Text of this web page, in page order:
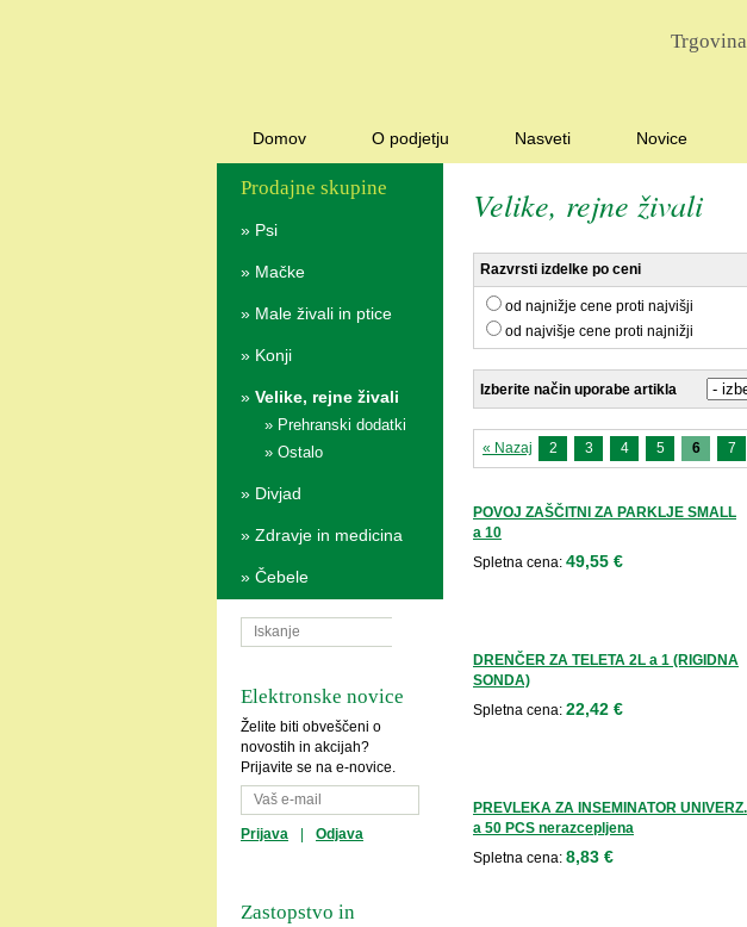
Domov O podjetju Nasveti Novice
Prodajne skupine
» Psi
» Mačke
» Male živali in ptice
» Konji
» Velike, rejne živali
» Prehranski dodatki
» Ostalo
» Divjad
» Zdravje in medicina
» Čebele
Elektronske novice
Želite biti obveščeni o
novostih in akcijah?
Prijavite se na e-novice.
Prijava Odjava
Zastopstvo in
Velike, rejne živali
Razvrsti izdelke po ceni
od najnižje cene proti najvišji
od najvišje cene proti najnižji
Izberite način uporabe artikla
« Nazaj 2 3 4 5 6 7
POVOJ ZAŠČITNI ZA PARKLJE SMALL
a 10
Spletna cena: 49,55 €
DRENČER ZA TELETA 2L a 1 (RIGIDNA
SONDA)
Spletna cena: 22,42 €
PREVLEKA ZA INSEMINATOR UNIVERZ.
a 50 PCS nerazcepljena
Spletna cena: 8,83 €